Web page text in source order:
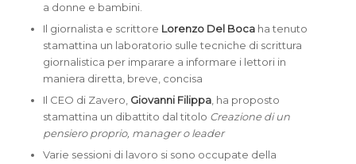
a donne e bambini.
Il giornalista e scrittore Lorenzo Del Boca ha tenuto
stamattina un laboratorio sulle tecniche di scrittura
giornalistica per imparare a informare i lettori in
maniera diretta, breve, concisa
Il CEO di Zavero, Giovanni Filippa, ha proposto
stamattina un dibattito dal titolo Creazione di un
pensiero proprio, manager o leader
Varie sessioni di lavoro si sono occupate della